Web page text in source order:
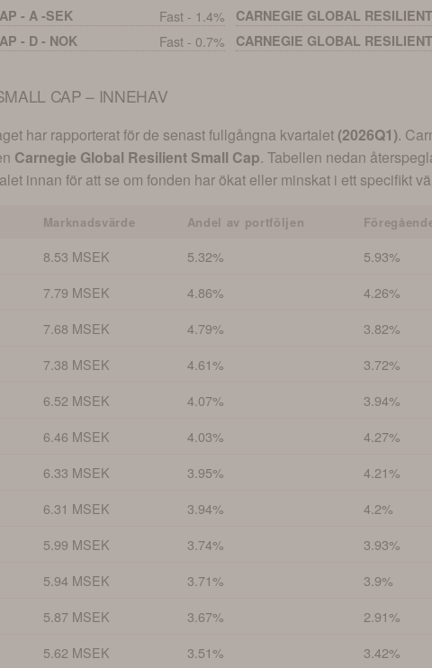
- A -SEK Fast - 1.4% CARNEGIE GLOBAL
- D - NOK Fast - 0.7% CARNEGIE GLOBAL
CAP – INNEHAV
har rapporterat för de senast fullgångna kvartalet (2026Q1).
Carnegie Global Resilient Small Cap. Tabellen nedan
innan för att se om fonden har ökat eller minskat i ett specifikt
Marknadsvärde Andel av portföljen
8.53 MSEK 5.32% 5.93%
7.79 MSEK 4.86% 4.26%
7.68 MSEK 4.79% 3.82%
7.38 MSEK 4.61% 3.72%
6.52 MSEK 4.07% 3.94%
6.46 MSEK 4.03% 4.27%
6.33 MSEK 3.95% 4.21%
6.31 MSEK 3.94% 4.2%
5.99 MSEK 3.74% 3.93%
5.94 MSEK 3.71% 3.9%
5.87 MSEK 3.67% 2.91%
5.62 MSEK 3.51% 3.42%